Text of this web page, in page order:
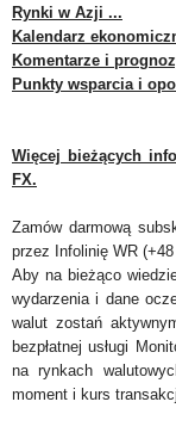
Rynki w Azji ...
Kalendarz
Komentarze i
Punkty wsparcia i
Więcej bieżących
FX.
Zamów darmową
przez Infolinię WR (+48
Aby na bieżąco
wydarzenia i dane
walut zostań
bezpłatnej usługi
na rynkach
moment i kurs